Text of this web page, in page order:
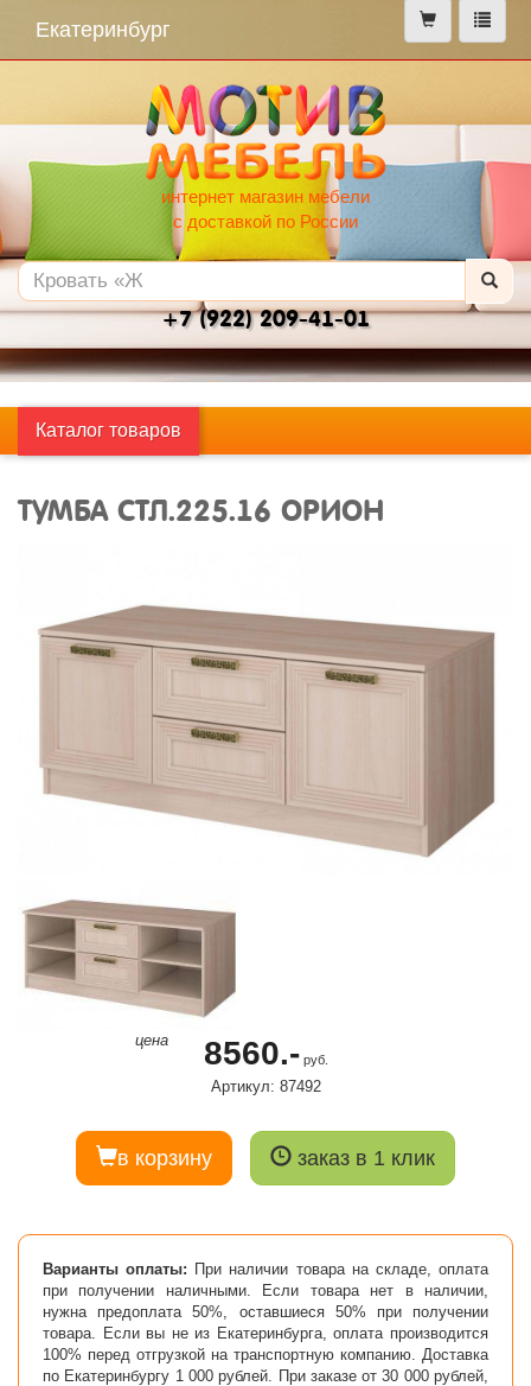
меню
Екатеринбург
интернет магазин мебели
с доставкой по России
+7 (922) 209-41-01
Каталог товаров
ТУМБА СТЛ.225.16 ОРИОН
цена 8560.-руб.
Артикул: 87492
в корзину заказ в 1 клик
Варианты оплаты: При наличии товара на складе, оплата
при получении наличными. Если товара нет в наличии,
нужна предоплата 50%, оставшиеся 50% при получении
товара. Если вы не из Екатеринбурга, оплата производится
100% перед отгрузкой на транспортную компанию. Доставка
по Екатеринбургу 1 000 рублей. При заказе от 30 000 рублей,